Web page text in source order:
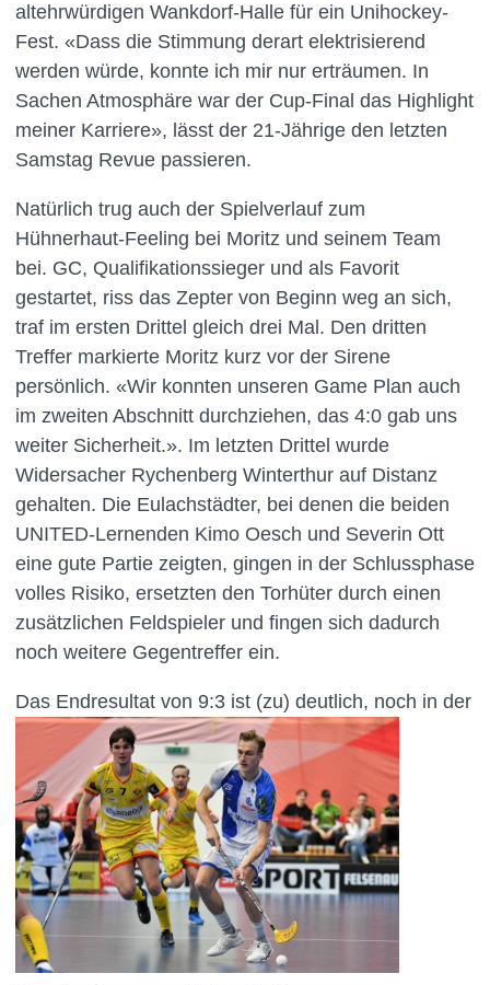
altehrwürdigen Wankdorf-Halle für ein Unihockey-
Fest. «Dass die Stimmung derart elektrisierend
werden würde, konnte ich mir nur erträumen. In
Sachen Atmosphäre war der Cup-Final das Highlight
meiner Karriere», lässt der 21-Jährige den letzten
Samstag Revue passieren.
Natürlich trug auch der Spielverlauf zum
Hühnerhaut-Feeling bei Moritz und seinem Team
bei. GC, Qualifikationssieger und als Favorit
gestartet, riss das Zepter von Beginn weg an sich,
traf im ersten Drittel gleich drei Mal. Den dritten
Treffer markierte Moritz kurz vor der Sirene
persönlich. «Wir konnten unseren Game Plan auch
im zweiten Abschnitt durchziehen, das 4:0 gab uns
weiter Sicherheit.». Im letzten Drittel wurde
Widersacher Rychenberg Winterthur auf Distanz
gehalten. Die Eulachstädter, bei denen die beiden
UNITED-Lernenden Kimo Oesch und Severin Ott
eine gute Partie zeigten, gingen in der Schlussphase
volles Risiko, ersetzten den Torhüter durch einen
zusätzlichen Feldspieler und fingen sich dadurch
noch weitere Gegentreffer ein.
Das Endresultat von 9:3ist (zu) deutlich, noch in der